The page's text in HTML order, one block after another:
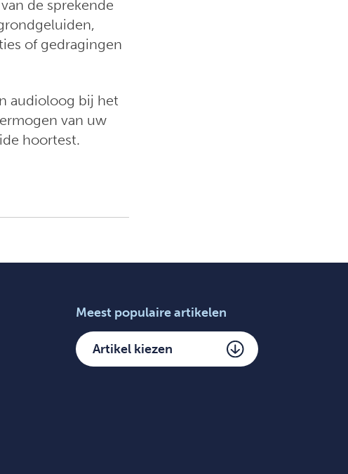
de sprekende
of gedragingen
audioloog bij het
van uw
hoortest.
Meest populaire artikelen
Artikel kiezen